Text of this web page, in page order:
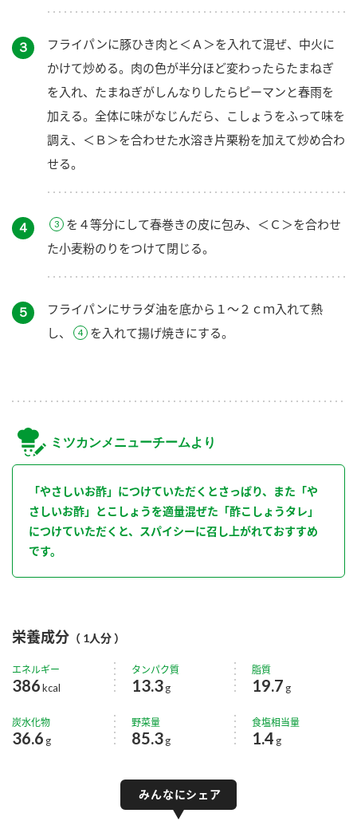
３
フライパンに豚ひき肉と＜Ａ＞を入れて混ぜ、中火に
かけて炒める。肉の色が半分ほど変わったらたまねぎ
を入れ、たまねぎがしんなりしたらピーマンと春雨を
加える。全体に味がなじんだら、こしょうをふって味を
調え、＜Ｂ＞を合わせた水溶き片栗粉を加えて炒め合わ
せる。
４
を４等分にして春巻きの皮に包み、＜Ｃ＞を合わせ
た小麦粉のりをつけて閉じる。
５
フライパンにサラダ油を底から１～２ｃｍ入れて熱
し、
を入れて揚げ焼きにする。
ミツカンメニューチームより
「やさしいお酢」につけていただくとさっぱり、また「や
さしいお酢」とこしょうを適量混ぜた「酢こしょうタレ」
につけていただくと、スパイシーに召し上がれておすすめ
です。
栄養成分 （ 1人分 ）
エネルギー
386kcal
タンパク質
13.3g
脂質
19.7 g
炭水化物
36.6 g
野菜量
85.3g
食塩相当量
1.4 g